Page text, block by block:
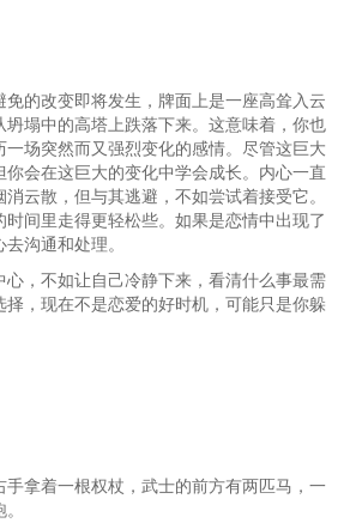
的改变即将发生，牌面上是一座高耸入云
坍塌中的高塔上跌落下来。这意味着，你也
场突然而又强烈变化的感情。尽管这巨大
你会在这巨大的变化中学会成长。内心一直
云散，但与其逃避，不如尝试着接受它。
间里走得更轻松些。如果是恋情中出现了
沟通和处理。
心，不如让自己冷静下来，看清什么事最需
，现在不是恋爱的好时机，可能只是你躲
手拿着一根权杖，武士的前方有两匹马，一